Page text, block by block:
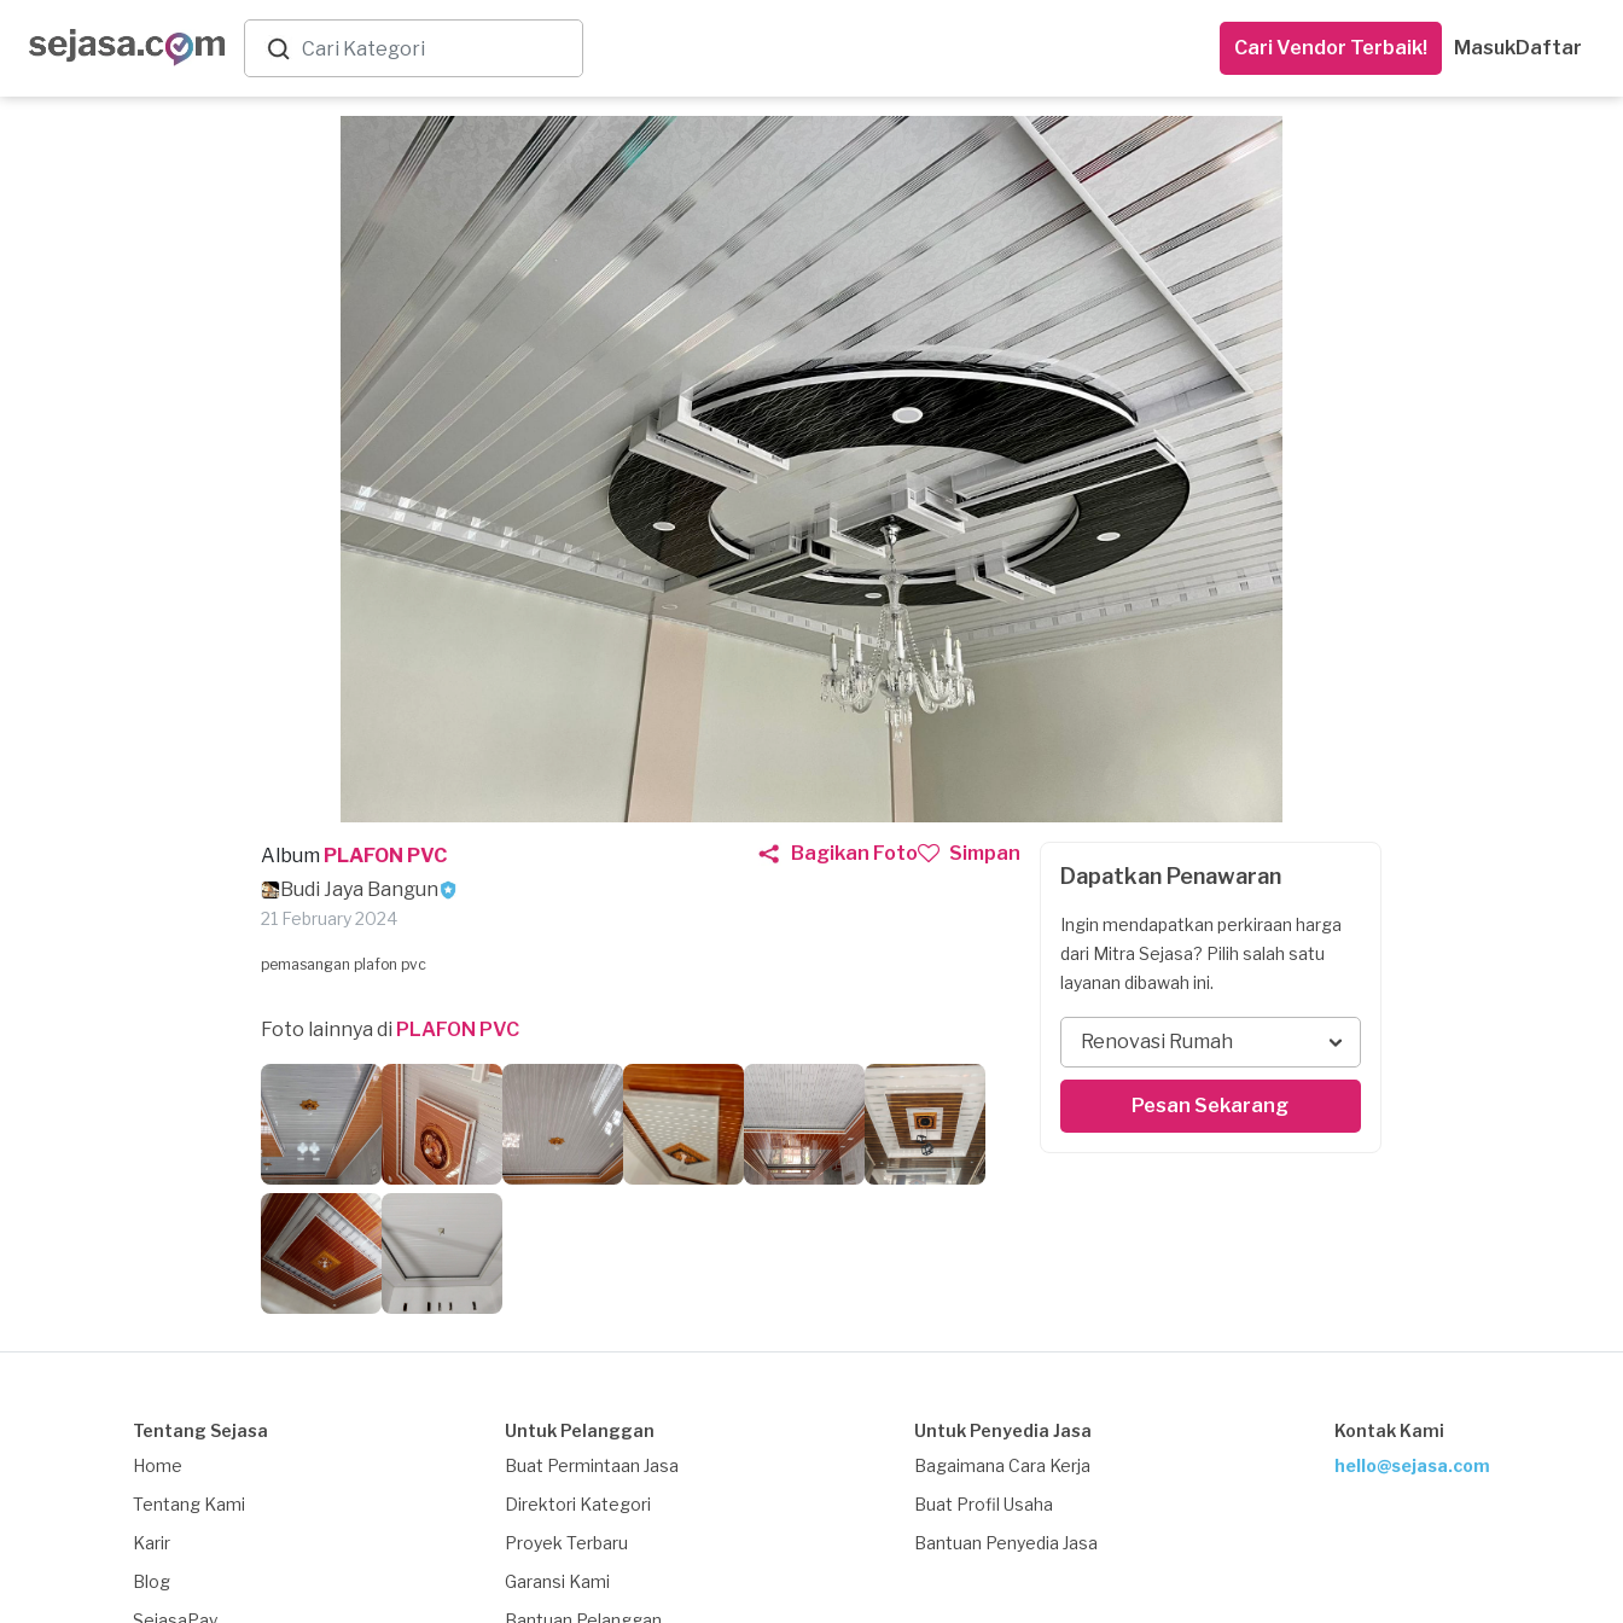
Cari Vendor Terbaik! MasukDaftar
Album PLAFON PVC
Budi Jaya Bangun
21 February 2024
Bagikan Foto Simpan
pemasangan plafon pvc
Foto lainnya di PLAFON PVC
Dapatkan Penawaran
Ingin mendapatkan perkiraan harga
dari Mitra Sejasa? Pilih salah satu
layanan dibawah ini.
Renovasi Rumah
Pesan Sekarang
Tentang Sejasa
Home
Tentang Kami
Karir
Blog
Untuk Pelanggan
Buat Permintaan Jasa
Direktori Kategori
Proyek Terbaru
Garansi Kami
Untuk Penyedia Jasa
Bagaimana Cara Kerja
Buat Profil Usaha
Bantuan Penyedia Jasa
Kontak Kami
hello@sejasa.com